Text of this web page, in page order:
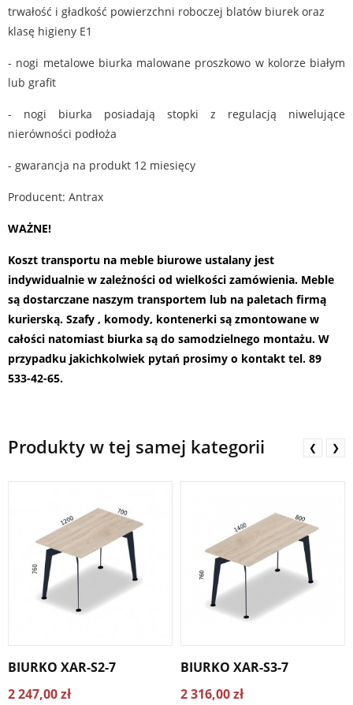
trwałość i gładkość powierzchni roboczej blatów biurek oraz
klasę higieny E1
- nogi metalowe biurka malowane proszkowo w kolorze białym
lub grafit
- nogi biurka posiadają stopki z regulacją niwelujące
nierówności podłoża
- gwarancja na produkt 12 miesięcy
Producent: Antrax
WAŻNE!
Koszt transportu na meble biurowe ustalany jest
indywidualnie w zależności od wielkości zamówienia. Meble
są dostarczane naszym transportem lub na paletach firmą
kurierską. Szafy , komody, kontenerki są zmontowane w
całości natomiast biurka są do samodzielnego montażu. W
przypadku jakichkolwiek pytań prosimy o kontakt tel. 89
533-42-65.
Produkty w tej samej kategorii
BIURKO XAR-S2-7
2 247,00 zł
BIURKO XAR-S3-7
2 316,00 zł
❮ ❯